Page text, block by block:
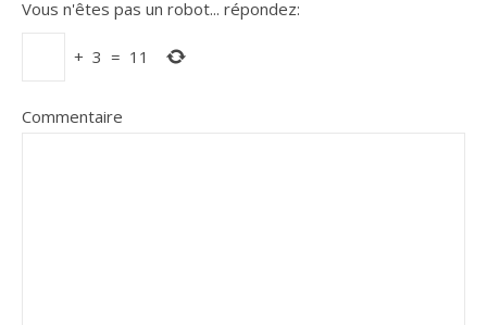
Vous n'êtes pas un robot... répondez:
+ 3 = 11
Commentaire